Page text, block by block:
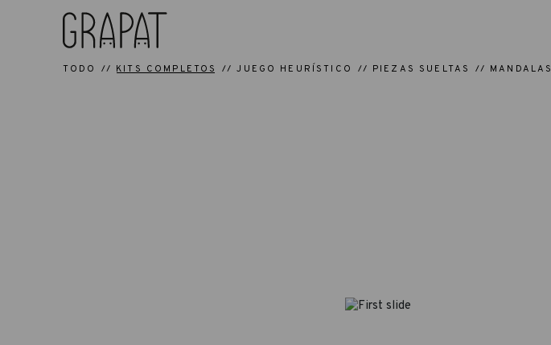
TODO KITS COMPLETOS JUEGO HEURÍSTICO PIEZAS SUELTAS MANDALAS